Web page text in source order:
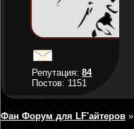
Репутация:84
Постов: 1151
Фан Форум для LF'айтеров »